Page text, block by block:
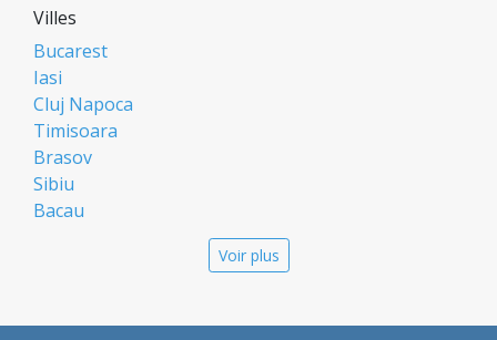
Villes
Bucarest
Iasi
Cluj Napoca
Timisoara
Brasov
Sibiu
Bacau
Voir plus